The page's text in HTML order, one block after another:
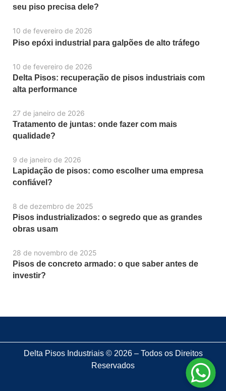
seu piso precisa dele?
10 de fevereiro de 2026
Piso epóxi industrial para galpões de alto tráfego
10 de fevereiro de 2026
Delta Pisos: recuperação de pisos industriais com
alta performance
27 de janeiro de 2026
Tratamento de juntas: onde fazer com mais
qualidade?
9 de janeiro de 2026
Lapidação de pisos: como escolher uma empresa
confiável?
8 de dezembro de 2025
Pisos industrializados: o segredo que as grandes
obras usam
28 de novembro de 2025
Pisos de concreto armado: o que saber antes de
investir?
Delta Pisos Industriais © 2026 – Todos os Direitos
Reservados